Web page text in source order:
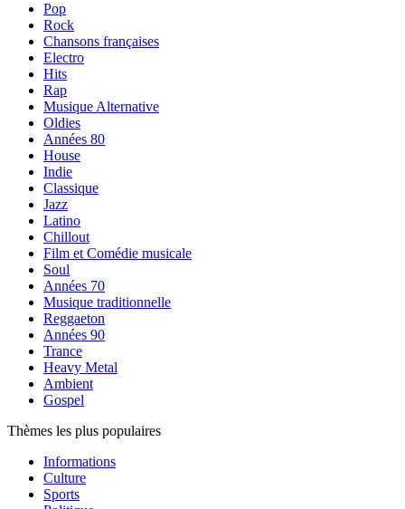
Pop
Rock
Chansons françaises
Electro
Hits
Rap
Musique Alternative
Oldies
Années 80
House
Indie
Classique
Jazz
Latino
Chillout
Film et Comédie musicale
Soul
Années 70
Musique traditionnelle
Reggaeton
Années 90
Trance
Heavy Metal
Ambient
Gospel
Thèmes les plus populaires
Informations
Culture
Sports